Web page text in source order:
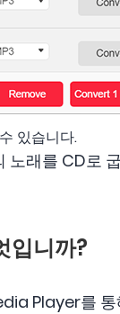
있습니다.
래를 CD로
입니까?
Player를 통